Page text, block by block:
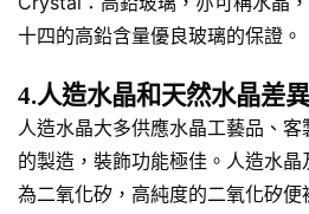
十四的高鉛含量優良玻璃的保證。
4.人造水晶和天然水晶差異
人造水晶大多供應水晶工藝品、
的製造，裝飾功能極佳。人造水
為二氧化矽，高純度的二氧化矽